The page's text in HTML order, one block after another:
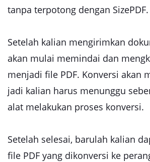
tanpa terpotong dengan SizePDF.
Setelah kalian mengirimkan
akan mulai memindai dan
menjadi file PDF. Konversi akan
jadi kalian harus menunggu
alat melakukan proses konversi.
Setelah selesai, barulah kalian
file PDF yang dikonversi ke